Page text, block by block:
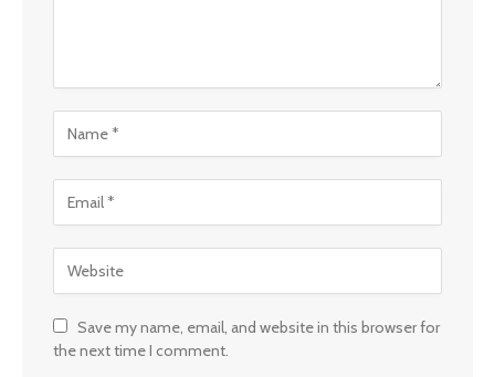
Save my name, email, and website in this browser for
the next time I comment.